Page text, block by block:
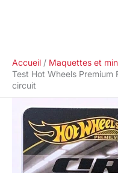
Accueil
Maquettes et
Test Hot Wheels Premium
circuit